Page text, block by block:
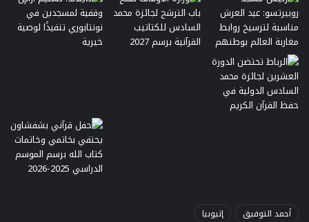
أحمد التوفيق
إثيوبيا